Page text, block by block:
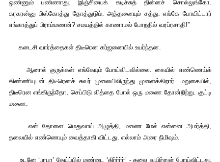
ஒண்ணும் பண்ணாது. இஞ்சியைக் கடிச்சுத் தின்னச் சொல்லுங்கோ.
கரகரன்னு பிஸ்கோத்து தோத்துடும். அத்தனையும் சத்து. எங்கே போயிட்டார்
எங்காத்துப் பிராம்மணன்? சமயத்தில் காணாமல் போறதில் வரப்ரசாதி!”
கடைசி வார்த்தைகள் திடீரென கர்ஜனையில் உயர்ந்தன.
ஆனால் குருக்கள் எங்கேயும் போய்விடவில்லை. கையில் எண்ணெய்க்
கிண்ணியுடன் திடீரெனச் சுவர் மூலையிலிருந்து முளைக்கிறார். மறுகையில்,
திடீரென எங்கிருந்தோ, செப்பிடு வித்தை போல் ஒரு மணை தோன்றிற்று. குட்டி
மணை.
என் தோளை மெதுவாய் அழுத்தி, மணை மேல் என்னை அமர்த்தி,
தலையில் எண்ணெயும் வைத்தாகி விட்டது. எல்லாம் அரை நிமிஷம்.
உடனே ‘பரபர’ தேய்ப்பில் மண்டை ‘கிர்ர்ர்ர்’ - தலை வயிற்றுள் போய்விட்டது.